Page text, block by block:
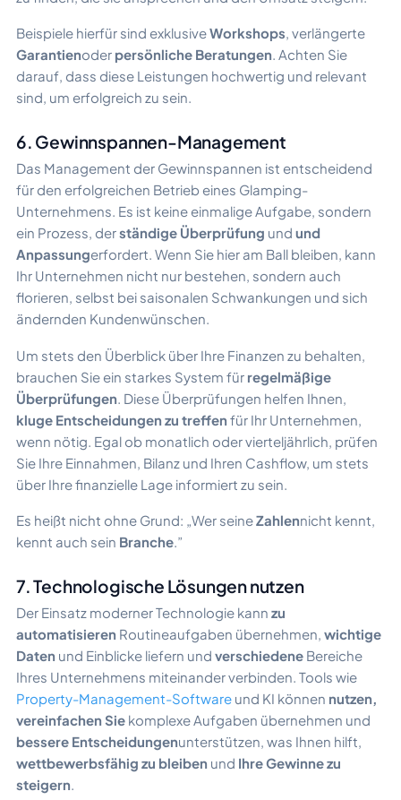
Beispiele hierfür sind exklusiveWorkshops, verlängerte
Garantienoder persönliche Beratungen. Achten Sie
darauf, dass diese Leistungen hochwertig und relevant
sind, um erfolgreich zu sein.
6. Gewinnspannen-Management
Das Management der Gewinnspannen ist entscheidend
für den erfolgreichen Betrieb eines Glamping-
Unternehmens. Es ist keine einmalige Aufgabe, sondern
ein Prozess, derständige Überprüfung und und
Anpassungerfordert. Wenn Sie hier am Ball bleiben, kann
Ihr Unternehmen nicht nur bestehen, sondern auch
florieren, selbst bei saisonalen Schwankungen und sich
ändernden Kundenwünschen.
Um stets den Überblick über Ihre Finanzen zu behalten,
brauchen Sie ein starkes System für regelmäßige
Überprüfungen . Diese Überprüfungen helfen Ihnen,
kluge Entscheidungen zu treffen für Ihr Unternehmen,
wenn nötig. Egal ob monatlich oder vierteljährlich, prüfen
Sie Ihre Einnahmen, Bilanz und Ihren Cashflow, um stets
über Ihre finanzielle Lage informiert zu sein.
Es heißt nicht ohne Grund: „Wer seineZahlennicht kennt,
kennt auch sein Branche.”
7. Technologische Lösungen nutzen
Der Einsatz moderner Technologie kann zu
automatisieren Routineaufgaben übernehmen, wichtige
Daten und Einblicke liefern und verschiedene Bereiche
Ihres Unternehmens miteinander verbinden. Tools wie
Property-Management-Software und KI können nutzen,
vereinfachen Sie komplexe Aufgaben übernehmen und
bessere Entscheidungenunterstützen, was Ihnen hilft,
wettbewerbsfähig zu bleiben und Ihre Gewinne zu
steigern